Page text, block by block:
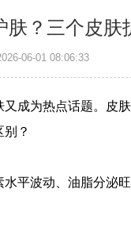
肤？三个皮肤
06-01 08:06:33
成为热点话题。皮
？
平波动、油脂分泌